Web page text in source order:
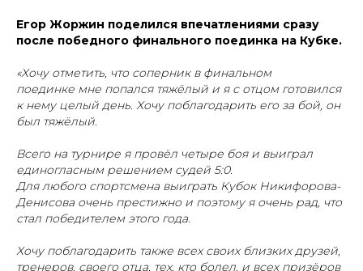
Егор Жоржин поделился впечатлениями сразу
после победного финального поединка на Кубке.
«Хочу отметить, что соперник в финальном
поединке мне попался тяжёлый и я с отцом готовился
к нему целый день. Хочу поблагодарить его за бой, он
был тяжёлый.
Всего на турнире я провёл четыре боя и выиграл
единогласным решением судей 5:0.
Для любого спортсмена выиграть Кубок Никифорова-
Денисова очень престижно и поэтому я очень рад, что
стал победителем этого года.
Хочу поблагодарить также всех своих близких друзей,
тренеров, своего отца, тех, кто болел, и всех призёров